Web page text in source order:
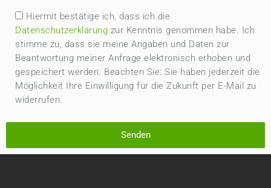
Hiermit bestätige ich, dass ich die
Datenschutzerklärung zur Kenntnis genommen habe. Ich
stimme zu, dass sie meine Angaben und Daten zur
Beantwortung meiner Anfrage elektronisch erhoben und
gespeichert werden. Beachten Sie: Sie haben jederzeit die
Möglichkeit Ihre Einwilligung für die Zukunft per E-Mail zu
widerrufen.